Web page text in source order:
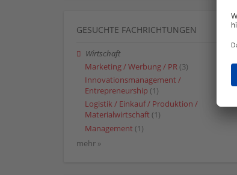
GESUCHTE FACHRICHTUNGEN
Wirtschaft
Marketing / Werbung / PR (3)
Innovationsmanagement /
Entrepreneurship (1)
Logistik / Einkauf / Produktion /
Materialwirtschaft (1)
Management (1)
mehr »